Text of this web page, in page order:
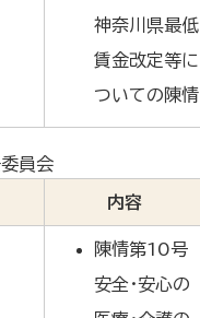
神奈川県最低
賃金改定等に
ついての陳情
員会
内容
陳情第10号
安全・安心の